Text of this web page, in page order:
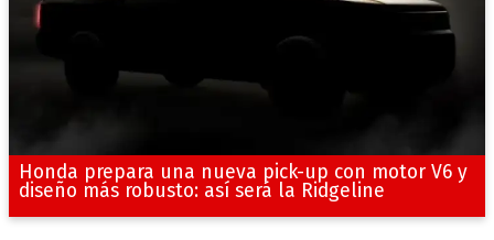
Honda prepara una nueva pick-up con motor V6 y
diseño más robusto: así será la Ridgeline